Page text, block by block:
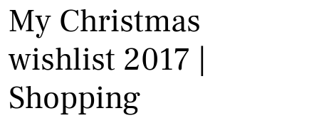
My Christmas
wishlist 2017 |
Shopping